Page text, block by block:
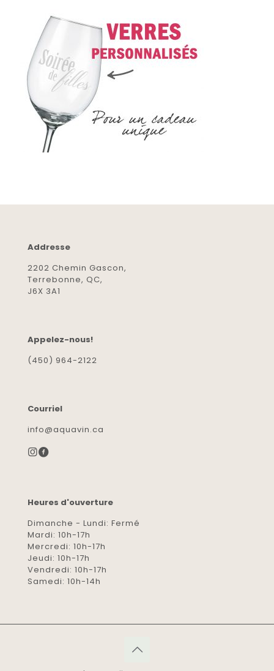
Addresse
2202 Chemin Gascon,
Terrebonne, QC,
J6X 3A1
Appelez-nous!
(450) 964-2122
Courriel
info@aquavin.ca
Heures d'ouverture
Dimanche - Lundi: Fermé
Mardi: 10h-17h
Mercredi: 10h-17h
Jeudi: 10h-17h
Vendredi: 10h-17h
Samedi: 10h-14h